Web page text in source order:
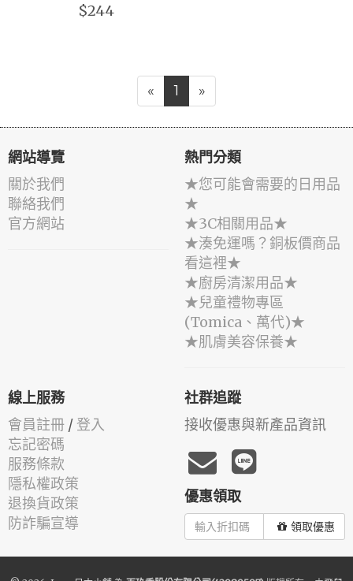
$244
« 1 »
網站導覽
關於我們
聯絡我們
官方網站
熱門分類
★您可能會需要的日用品
★
★3C相關用品★
★湊免運嗎？銅板價商品
看這裡★
★廚房清潔用品★
★兒童禮物專區
(Tomica、萬代)★
★肌膚美容保養★
線上服務
會員註冊 / 登入
忘記密碼
服務條款
隱私權政策
退換貨政策
防詐騙宣導
社群追蹤
接收優惠與新產品資訊
優惠領取
領取優惠